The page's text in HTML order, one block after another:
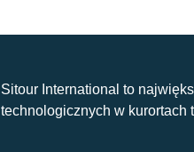
Sitour International to
technologicznych w kurortach